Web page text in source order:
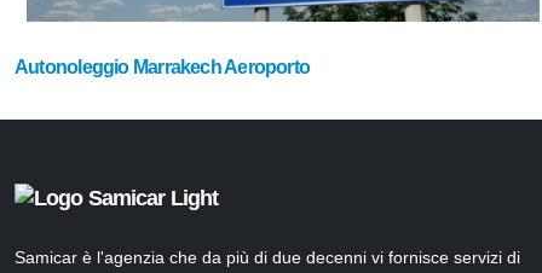
Autonoleggio Marrakech Aeroporto
Samicar è l'agenzia che da più di due decenni vi fornisce servizi di